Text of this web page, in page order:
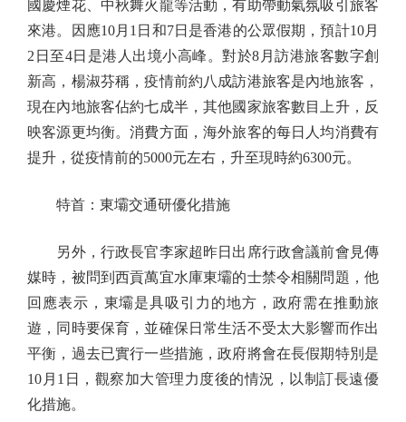
國慶煙花、中秋舞火龍等活動，有助帶動氣氛吸引旅客
來港。因應10月1日和7日是香港的公眾假期，預計10月
2日至4日是港人出境小高峰。對於8月訪港旅客數字創
新高，楊淑芬稱，疫情前約八成訪港旅客是內地旅客，
現在內地旅客佔約七成半，其他國家旅客數目上升，反
映客源更均衡。消費方面，海外旅客的每日人均消費有
提升，從疫情前的5000元左右，升至現時約6300元。
特首：東壩交通研優化措施
另外，行政長官李家超昨日出席行政會議前會見傳
媒時，被問到西貢萬宜水庫東壩的士禁令相關問題，他
回應表示，東壩是具吸引力的地方，政府需在推動旅
遊，同時要保育，並確保日常生活不受太大影響而作出
平衡，過去已實行一些措施，政府將會在長假期特別是
10月1日，觀察加大管理力度後的情況，以制訂長遠優
化措施。